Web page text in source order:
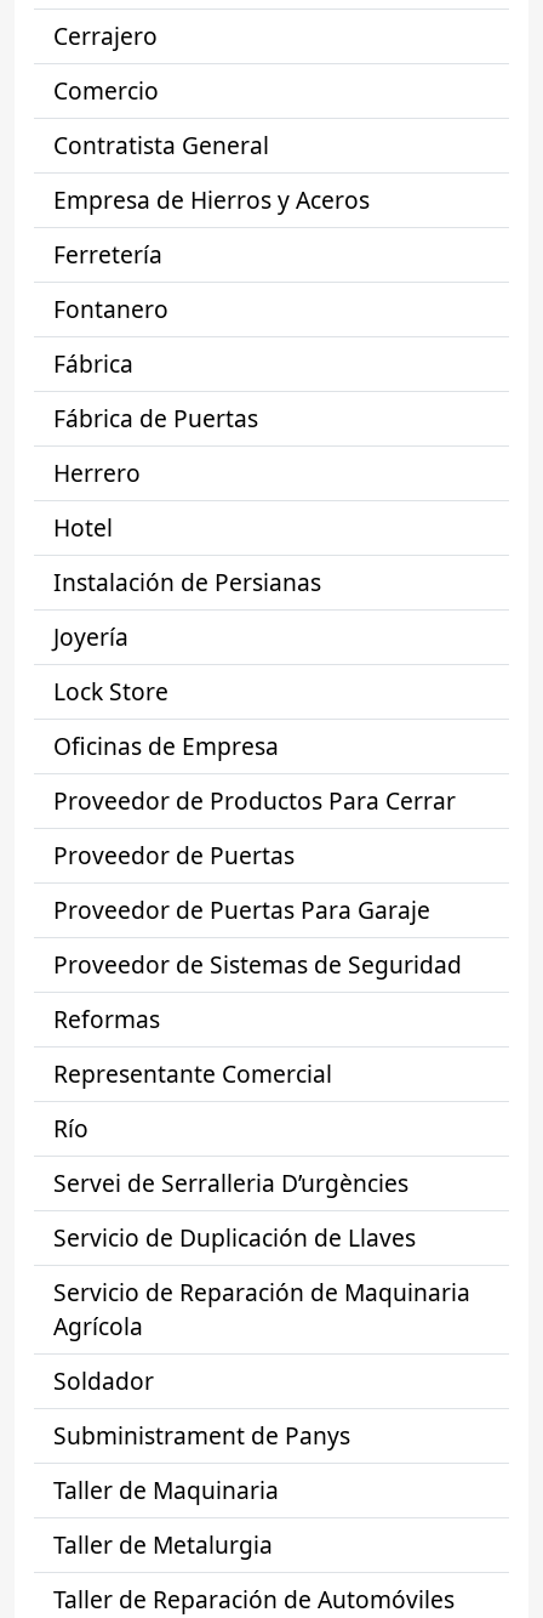
Cerrajero
Comercio
Contratista General
Empresa de Hierros y Aceros
Ferretería
Fontanero
Fábrica
Fábrica de Puertas
Herrero
Hotel
Instalación de Persianas
Joyería
Lock Store
Oficinas de Empresa
Proveedor de Productos Para Cerrar
Proveedor de Puertas
Proveedor de Puertas Para Garaje
Proveedor de Sistemas de Seguridad
Reformas
Representante Comercial
Río
Servei de Serralleria D’urgències
Servicio de Duplicación de Llaves
Servicio de Reparación de Maquinaria
Agrícola
Soldador
Subministrament de Panys
Taller de Maquinaria
Taller de Metalurgia
Taller de Reparación de Automóviles